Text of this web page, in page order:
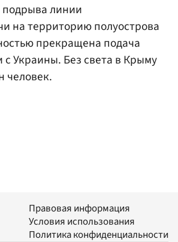
подрыва линии
на территорию полуострова
прекращена подача
с Украины. Без света в Крыму
человек.
Правовая информация
Условия использования
Политика конфиденциальности